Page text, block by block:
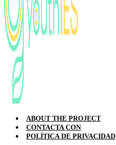
ABOUT THE PROJECT
CONTACTA CON
POLÍTICA DE PRIVACIDAD